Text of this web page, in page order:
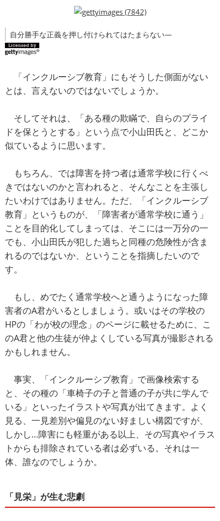
自分勝手な正義を押し付けられてはたまらない―
「インクルーシブ教育」にもそうした側面がない
とは、言えないのではないでしょうか。
そしてそれは、「ある種の欺瞞で、自らのプライ
ドを保とうとする」という点で小山田氏と、どこか
似ているように思います。
もちろん、では障害を持つ者は通常学校に行くべ
きではないのかと言われると、そんなことを主張し
たいわけではありません。ただ、「インクルーシブ
教育」というものが、「障害者が通常学校に通う」
ことを目的化してしまっては、そこには一万分の一
でも、小山田氏が犯した過ちと同種の危険性が含ま
れるのではないか、ということを指摘したいので
す。
もし、めでたく通常学校へと通うようになった障
害者のA君がいるとしましょう。或いはその学校の
HPの「わが校の理念」のページに載せるために、こ
のA君と他の生徒が仲よくしている写真が撮影される
かもしれません。
事実、「インクルーシブ教育」で画像検索する
と、その種の「車椅子の子と普通の子が共に学んで
いる」といったイラストや写真が出てきます。よく
見る、一見差別や偏見のない好ましい構図ですが、
しかし…障害にも軽重がある以上、その写真やイラス
トからも排除されている者は必ずいる。それは一
体、誰なのでしょうか。
「見栄」が生む悲劇